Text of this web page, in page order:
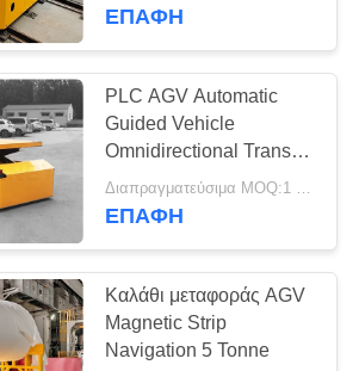
μεταφοράς
172
εργοστασίων
ΕΠΑΦΉ
PLC AGV Automatic
Guided Vehicle
Omnidirectional Transfer
Cart
Διαπραγματεύσιμα MOQ:1 σύνολο/σύνολα
ΕΠΑΦΉ
Καλάθι μεταφοράς AGV
Magnetic Strip
Navigation 5 Tonne